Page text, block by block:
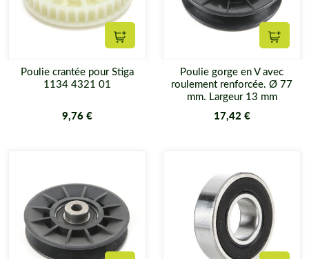
Ajouter au panier
Poulie crantée pour Stiga
1134 4321 01
9,76 €
Poulie gorge en V avec
roulement renforcée. Ø 77
mm. Largeur 13 mm
17,42 €